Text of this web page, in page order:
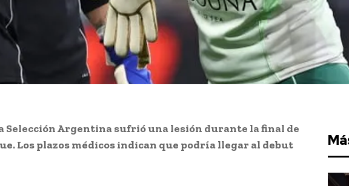
Selección Argentina sufrió una lesión durante la final de
Los plazos médicos indican que podría llegar al debut